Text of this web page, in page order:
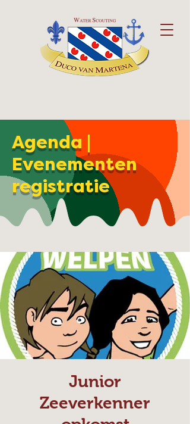
Agenda |
Evenementen
registratie
Junior
Zeeverkenner